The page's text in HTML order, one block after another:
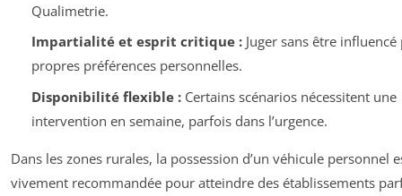
Qualimetrie.
Impartialité et esprit critique :Juger sans être influencé
propres préférences personnelles.
Disponibilité flexible :Certains scénarios nécessitent une
intervention en semaine, parfois dans l’urgence.
Dans les zones rurales, la possession d’un véhicule personnel
vivement recommandée pour atteindre des établissements